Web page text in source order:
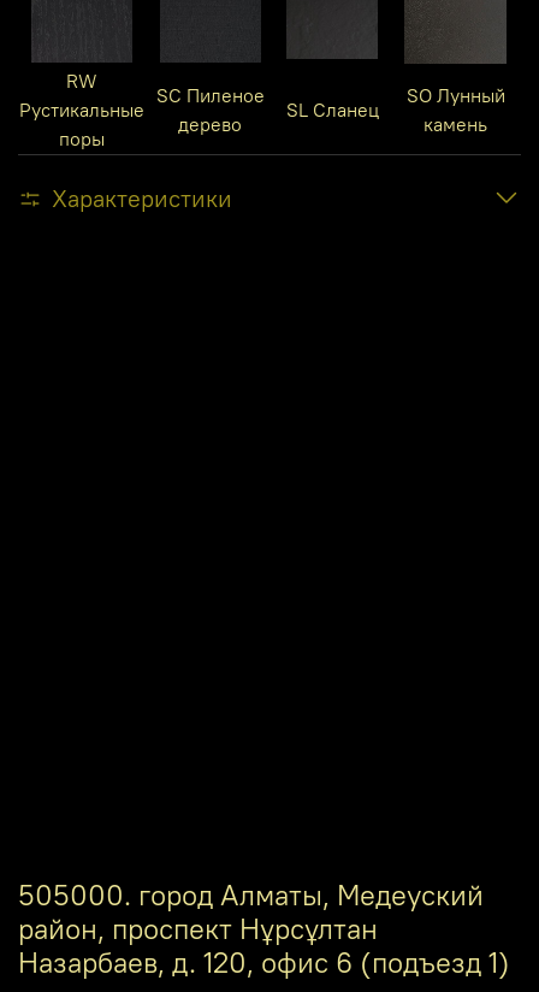
RW
Рустикальные
поры
SC Пиленое
дерево
SL Сланец
SO Лунный
камень
Характеристики
505000. город Алматы, Медеуский
район, проспект Нұрсұлтан
Назарбаев, д. 120, офис 6 (подъезд 1)